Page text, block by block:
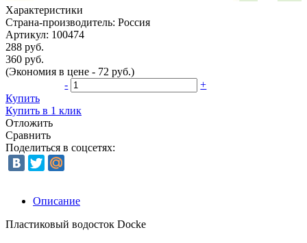
Характеристики
Страна-производитель: Россия
Артикул: 100474
288 руб.
360 руб.
(Экономия в цене - 72 руб.)
-
+
Купить
Купить в 1 клик
Отложить
Сравнить
Поделиться в соцсетях:
Описание
Пластиковый водосток Docke